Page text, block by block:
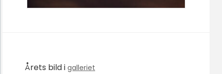
Årets bild i galleriet